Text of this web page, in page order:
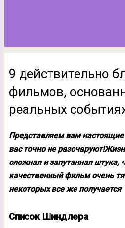
9 действительно
фильмов,
реальных
Представляем вам
вас точно не разочаруют!
сложная и запутанная штука,
качественный фильм очень
некоторых все же получается
Список Шиндлера